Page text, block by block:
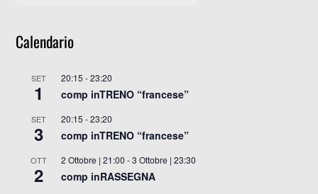
Calendario
SET
1
20:15 -23:20
comp inTRENO “francese”
SET
3
20:15 -23:20
comp inTRENO “francese”
OTT
2
2 Ottobre | 21:00 -3 Ottobre | 23:30
comp inRASSEGNA